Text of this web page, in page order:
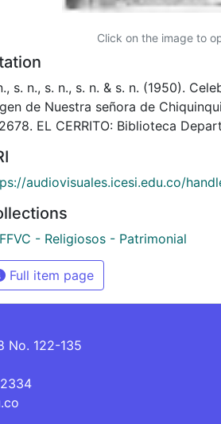
Click on the image to
s. n., s. n., s. n. & s. n. (1950).
de Nuestra señora de
EL CERRITO: Biblioteca
audiovisuales.icesi.edu.co/
- Religiosos - Patrimonial
Full item page
No. 122-135